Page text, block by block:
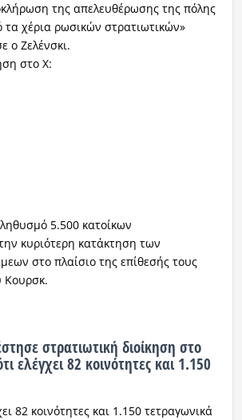
της απελευθέρωσης της πόλης
χέρια ρωσικών στρατιωτικών»
ο Ζελένσκι.
στο Χ:
5.500 κατοίκων
κυριότερη κατάκτηση των
στο πλαίσιο της επίθεσής τους
Κουρσκ.
στρατιωτική διοίκηση στο
ελέγχει 82 κοινότητες και 1.150
82 κοινότητες και 1.150 τετραγωνικά